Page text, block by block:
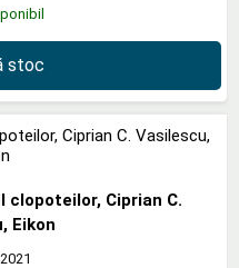
stoc
Ciprian C.
Eikon